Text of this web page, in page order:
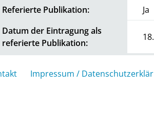
Referierte Publikation:
Ja
Datum der Eintragung als
referierte Publikation:
Impressum /